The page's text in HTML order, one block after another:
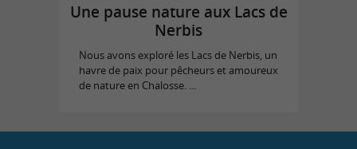
Une pause nature aux Lacs de
Nerbis
Nous avons exploré les Lacs de Nerbis, un
havre de paix pour pêcheurs et amoureux
de nature en Chalosse. ...